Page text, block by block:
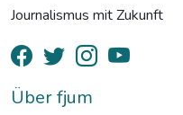
Journalismus mit Zukunft
Über fjum